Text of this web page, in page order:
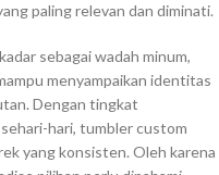
paling relevan dan diminati.
sebagai wadah minum,
menyampaikan identitas
Dengan tingkat
hari, tumbler custom
yang konsisten. Oleh karena